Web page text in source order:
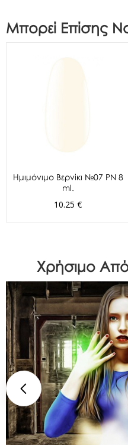
Μπορεί Επίσης
Ημιμόνιμο Βερνίκι №07 PN 8
ml.
10.25 €
Χρήσιμο Από